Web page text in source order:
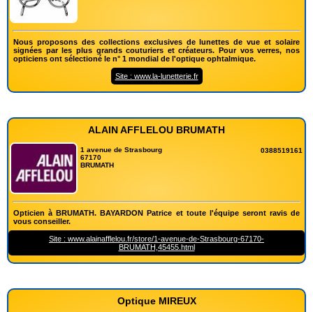
Nous proposons des collections exclusives de lunettes de vue et solaire
signées par les plus grands couturiers et créateurs. Pour vos verres, nos
opticiens ont sélectioné le n° 1 mondial de l'optique ophtalmique.
Site : www.la-lunetterie.fr
ALAIN AFFLELOU BRUMATH
1 avenue de Strasbourg
67170
BRUMATH
0388519161
Opticien à BRUMATH. BAYARDON Patrice et toute l'équipe seront ravis de
vous conseiller.
Site : www.alainafflelou.fr/store/1-avenue-de-Strasbourg-67170-
BRUMATH,45455.html
Optique MIREUX